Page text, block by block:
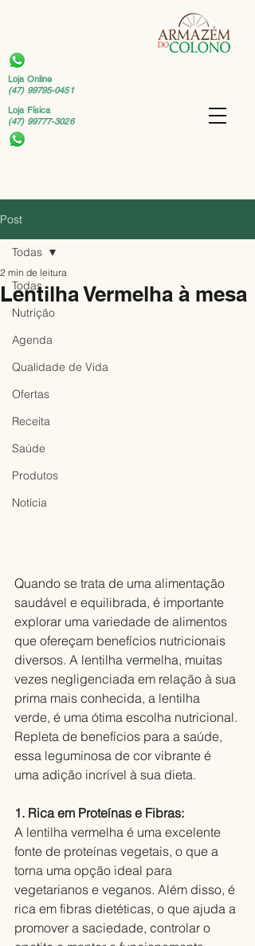
Loja Física
(47) 99777-3026
Loja Online
(47) 99795-0451
Post
Todas
Nutrição
Agenda
Qualidade de Vida
Ofertas
Receita
Saúde
Produtos
Notícia
Todas
Lentilha Vermelha à mesa
2 min de leitura
Quando se trata de uma alimentação
saudável e equilibrada, é importante
explorar uma variedade de alimentos
que ofereçam benefícios nutricionais
diversos. A lentilha vermelha, muitas
vezes negligenciada em relação à sua
prima mais conhecida, a lentilha
verde, é uma ótima escolha nutricional.
Repleta de benefícios para a saúde,
essa leguminosa de cor vibrante é
uma adição incrível à sua dieta.
1. Rica em Proteínas e Fibras:
A lentilha vermelha é uma excelente
fonte de proteínas vegetais, o que a
torna uma opção ideal para
vegetarianos e veganos. Além disso, é
rica em fibras dietéticas, o que ajuda a
promover a saciedade, controlar o